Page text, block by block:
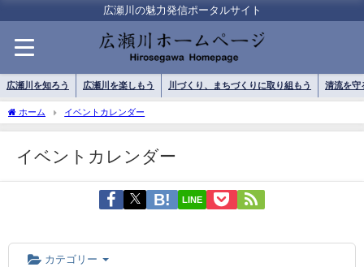
広瀬川の魅力発信ポータルサイト
広瀬川を知ろう 広瀬川を楽しもう 川づくり、まちづくりに取り組もう 清流を守
ホーム イベントカレンダー
イベントカレンダー
LINE
カテゴリー
02:00
03:00
04:00
06:00